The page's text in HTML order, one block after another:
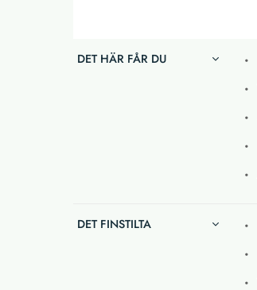
DET HÄR FÅR DU
DET FINSTILTA